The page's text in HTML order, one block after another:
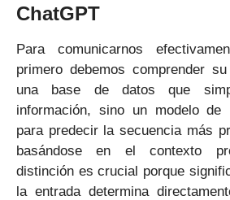
ChatGPT
Para comunicarnos
primero debemos comprender
una base de datos que
información, sino un modelo de
para predecir la secuencia más
basándose en el contexto
distinción es crucial porque
la entrada determina